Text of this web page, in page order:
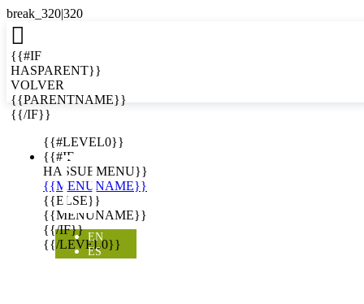

{{#IF
HASPARENT}}
VOLVER
{{PARENTNAME}}
{{/IF}}
{{#LEVEL0}}
{{#IF
HASSUBMENU}}
{{MENUNAME}}
{{ELSE}}
{{MENUNAME}}
{{/IF}}
{{/LEVEL0}}

EN
ES